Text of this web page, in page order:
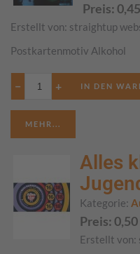
Preis: 0,45
Erstellt von: straightup
Postkartenmotiv Alkohol
− +
MEHR...
Alles
Kategorie:
Preis: 0,50
Erstellt von: